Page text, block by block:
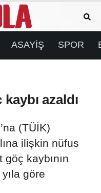
ASAYİŞ SPOR
azaldı
(TÜİK)
ilişkin nüfus
kaybının
göre